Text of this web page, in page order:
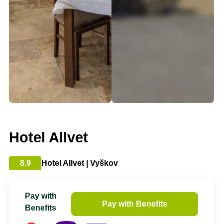
Hotel Allvet
8.9 Hotel Allvet | Vyškov
Pay with
Benefits
Pay with Benefits